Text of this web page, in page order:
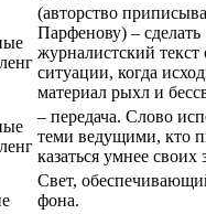
(авторство
Парфенову) – сделать
журналистский текст
ситуации, когда
материал рыхл и
– передача. Слово
теми ведущими, кто
казаться умнее своих
Свет,
фона.